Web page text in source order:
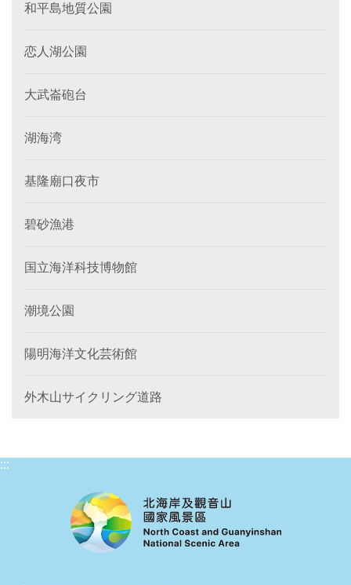
和平島地質公園
恋人湖公園
大武崙砲台
湖海湾
基隆廟口夜市
碧砂漁港
国立海洋科技博物館
潮境公園
陽明海洋文化芸術館
外木山サイクリング道路
:::